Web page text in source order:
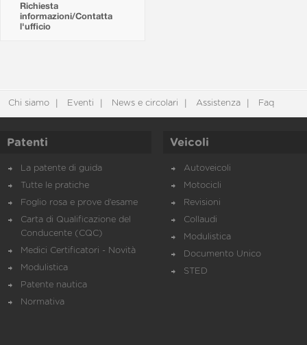
Richiesta
informazioni/Contatta
l'ufficio
Chi siamo Eventi News e circolari Assistenza Faq
Patenti
La patente di guida
Tutte le pratiche
Foglio rosa e prove d’esame
Carta di Qualificazione del
Conducente (CQC)
Medici Certificatori - Novità
Modulistica
Patente nautica
Normativa
Veicoli
Autoveicoli
Motocicli
Revisioni
Collaudi
Modulistica
Documento Unico
STED